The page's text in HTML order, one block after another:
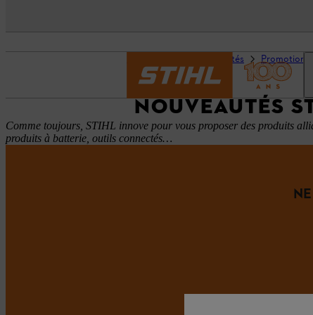
Actualités Promotions
NOUVEAUTÉS
Comme toujours, STIHL innove pour vous proposer des produits
produits à batterie, outils connectés…